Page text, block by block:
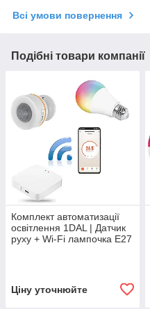
Всі умови повернення
Подібні товари компанії
Комплект автоматизації
освітлення 1DAL | Датчик
руху + Wi-Fi лампочка E27
Ціну уточнюйте